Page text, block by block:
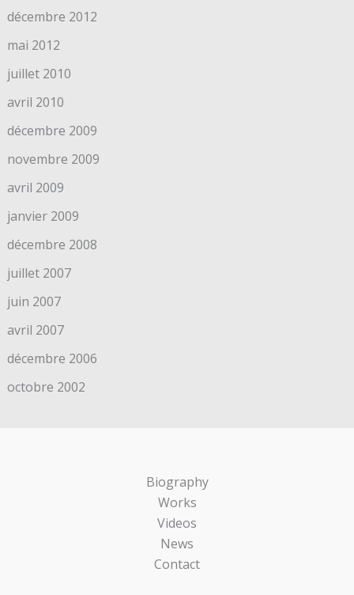
décembre 2012
mai 2012
juillet 2010
avril 2010
décembre 2009
novembre 2009
avril 2009
janvier 2009
décembre 2008
juillet 2007
juin 2007
avril 2007
décembre 2006
octobre 2002
Biography
Works
Videos
News
Contact